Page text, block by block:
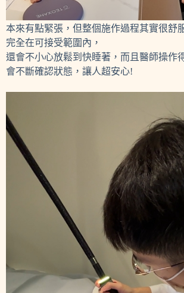
本來有點緊張，但整個施作過程其實很舒
完全在可接受範圍內，
還會不小心放鬆到快睡著，而且醫師操作
會不斷確認狀態，讓人超安心!